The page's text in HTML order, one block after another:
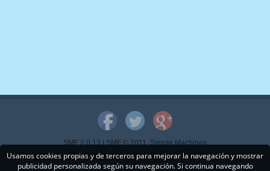
SMF 2.0.13|SMF © 2011,Simple Machines
Copyright © 2015 - www.mispps.com. Todos los Derechos Reservados.
Usamos cookies propias y de terceros para mejorar la navegación y mostrar
publicidad personalizada según su navegación. Si continua navegando